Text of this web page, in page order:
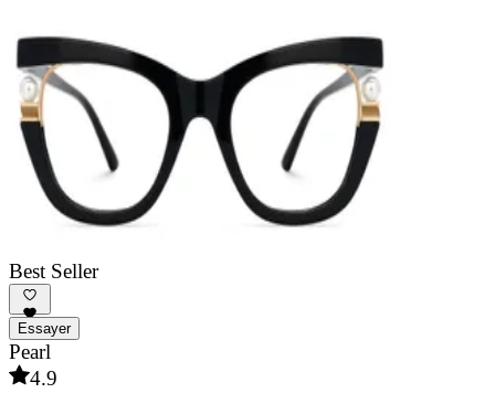
Best Seller
Essayer
Pearl
4.9